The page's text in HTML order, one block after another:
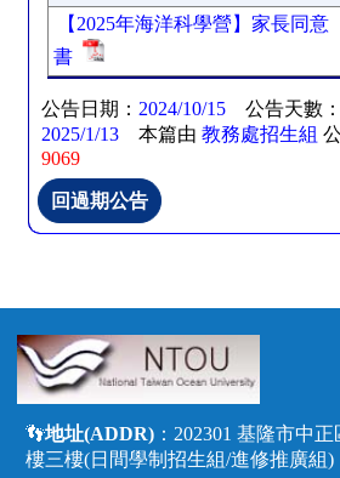
【2025年海洋科學營】家長同意
書
公告日期：2024/10/15 公告天數
2025/1/13 本篇由 教務處招生組
9069
👣地址(ADDR) ：202301 基隆市中
樓三樓(日間學制招生組/進修推廣組)